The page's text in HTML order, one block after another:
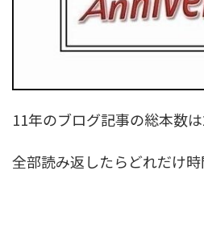
11年のブログ記事の総本数
全部読み返したらどれだけ